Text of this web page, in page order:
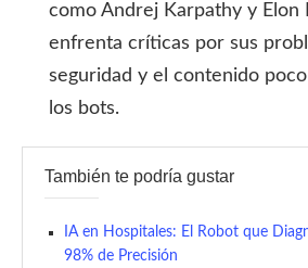
como Andrej Karpathy y Elon
enfrenta críticas por sus
seguridad y el contenido
los bots.
También te podría gustar
IA en Hospitales: El Robot que
98% de Precisión